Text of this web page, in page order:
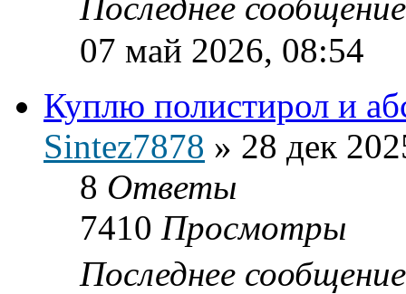
07 май 2026, 08:54
Куплю полистирол и
Sintez7878 » 28 дек
8 Ответы
7410 Просмотры
Последнее